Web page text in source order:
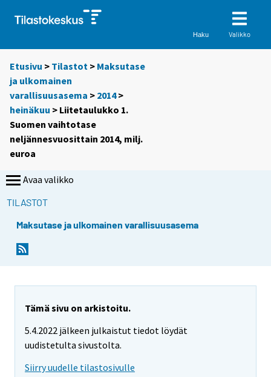
Haku Valikko
Etusivu > Tilastot > Maksutase
ja ulkomainen
varallisuusasema > 2014>
heinäkuu > Liitetaulukko 1.
Suomen vaihtotase
neljännesvuosittain 2014, milj.
euroa
Avaa valikko
TILASTOT
Maksutase ja ulkomainen varallisuusasema
Tämä sivu on arkistoitu.
5.4.2022 jälkeen julkaistut tiedot löydät
uudistetulta sivustolta.
Siirry uudelle tilastosivulle